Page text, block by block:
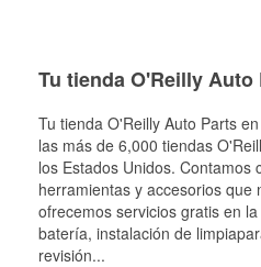
Tu tienda O'Reilly
Tu tienda O'Reilly Auto Parts en
las más de 6,000 tiendas
los Estados Unidos. Contamos
herramientas y accesorios que
ofrecemos servicios gratis en
batería, instalación de
revisión...